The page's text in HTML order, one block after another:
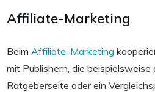
Affiliate-Marketing
Beim Affiliate-Marketing
mit Publishern, die beispielsweise
Ratgeberseite oder ein